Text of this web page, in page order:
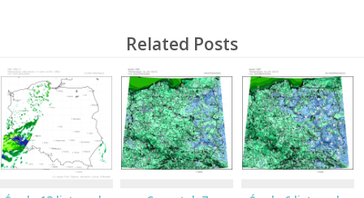
Related Posts